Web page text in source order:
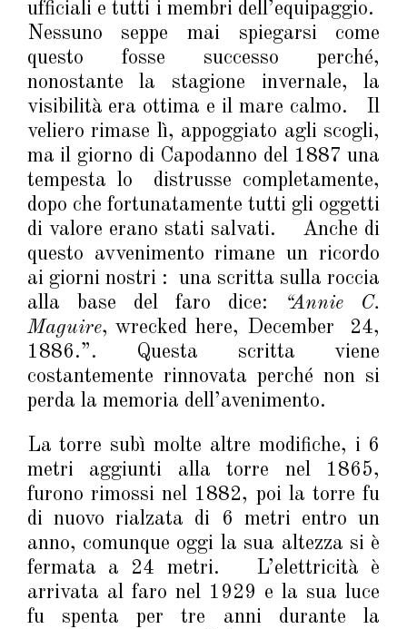
ufficiali e tutti i membri dell’equipaggio.
Nessuno seppe mai spiegarsi come
questo fosse successo perché,
nonostante la stagione invernale, la
visibilità era ottima e il mare calmo. Il
veliero rimase lì, appoggiato agli scogli,
ma il giorno di Capodanno del 1887 una
tempesta lo distrusse completamente,
dopo che fortunatamente tutti gli oggetti
di valore erano stati salvati. Anche di
questo avvenimento rimane un ricordo
ai giorni nostri : una scritta sulla roccia
alla base del faro dice:
“Annie C.
Maguire, wrecked here, December 24,
1886.”. Questa scritta viene
costantemente rinnovata perché non si
perda la memoria dell’avenimento.
La torre subì molte altre modifiche, i 6
metri aggiunti alla torre nel 1865,
furono rimossi nel 1882, poi la torre fu
di nuovo rialzata di 6 metri entro un
anno, comunque oggi la sua altezza si è
fermata a 24 metri. L’elettricità è
arrivata al faro nel 1929 e la sua luce
fu spenta per tre anni durante la